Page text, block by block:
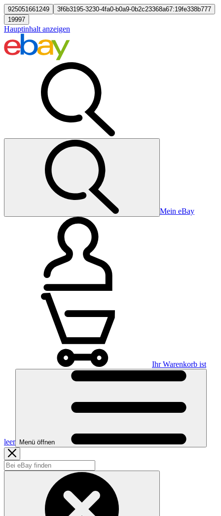
925051661249
3f6b3195-3230-4fa0-b0a9-0b2c23368a67:19fe338b777
19997
Hauptinhalt anzeigen
Mein eBay
Ihr Warenkorb ist
leer Menü öffnen